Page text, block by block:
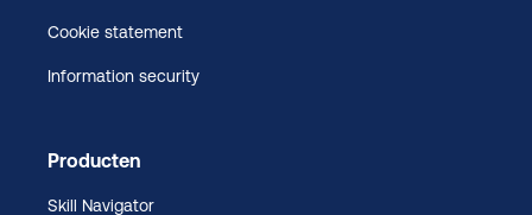
Cookie statement
Information security
Producten
Skill Navigator